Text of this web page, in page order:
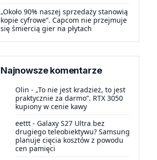
„Około 90% naszej sprzedaży stanowią
kopie cyfrowe”. Capcom nie przejmuje
się śmiercią gier na płytach
Najnowsze komentarze
Olin - „To nie jest kradzież, to jest
praktycznie za darmo”. RTX 3050
kupiony w cenie kawy
eettt - Galaxy S27 Ultra bez
drugiego teleobiektywu? Samsung
planuje cięcia kosztów z powodu
cen pamięci